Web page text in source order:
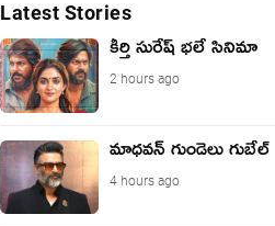
Latest Stories
కీర్తి సురేష్ భ‌లే సినిమా
2 hours ago
మాధ‌వ‌న్ గుండెలు గుబేల్‌
4 hours ago